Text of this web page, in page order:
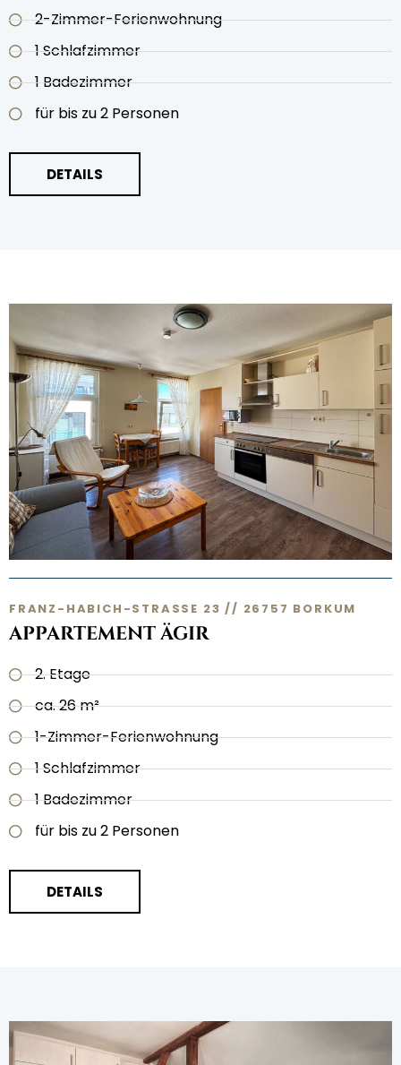
2-Zimmer-Ferienwohnung
1 Schlafzimmer
1 Badezimmer
für bis zu 2 Personen
DETAILS
FRANZ-HABICH-STRASSE 23 // 26757 BORKUM
APPARTEMENT ÄGIR
2. Etage
ca. 26 m²
1-Zimmer-Ferienwohnung
1 Schlafzimmer
1 Badezimmer
für bis zu 2 Personen
DETAILS